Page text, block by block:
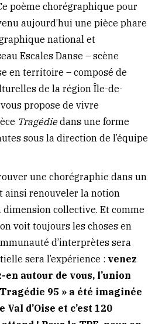
poème chorégraphique pour
aujourd’hui une pièce phare
national et
Escales Danse – scène
en territoire – composé de
de la région Île-de-
propose de vivre
Tragédiedans une forme
sous la direction de l’équipe
une chorégraphie dans un
ainsi renouveler la notion
dimension collective. Et comme
voit toujours les choses en
d’interprètes sera
sera l’expérience : venez
autour de vous, l’union
95 » a été imaginée
d’Oise et c’est 120